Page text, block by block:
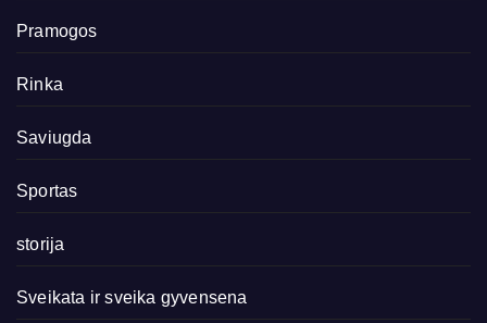
Pramogos
Rinka
Saviugda
Sportas
storija
Sveikata ir sveika gyvensena